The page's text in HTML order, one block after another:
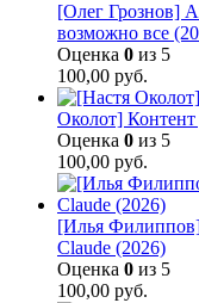
[Олег Грознов]
возможно все
Оценка 0 из 5
100,00 руб.
Околот] Контент
Оценка 0 из 5
100,00 руб.
[Илья
Claude (2026)
Оценка 0 из 5
100,00 руб.